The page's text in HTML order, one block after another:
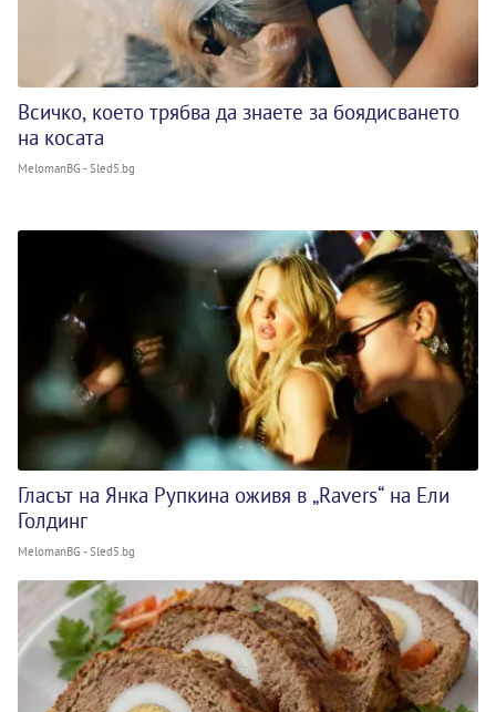
Всичко, което трябва да знаете за боядисването
на косата
MelomanBG - Sled5.bg
Гласът на Янка Рупкина оживя в „Ravers“ на Ели
Голдинг
MelomanBG - Sled5.bg